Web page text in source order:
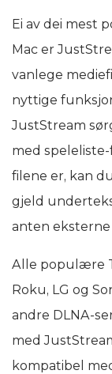
Ei av dei mest
Mac er
vanlege
nyttige
JustStream
med
filene er, kan
gjeld
anten
Alle populære
Roku, LG og
andre DLNA-
med
kompatibel